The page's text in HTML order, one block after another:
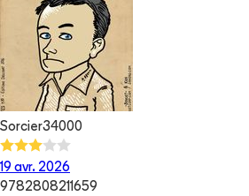
Sorcier34000
19 avr. 2026
9782808211659